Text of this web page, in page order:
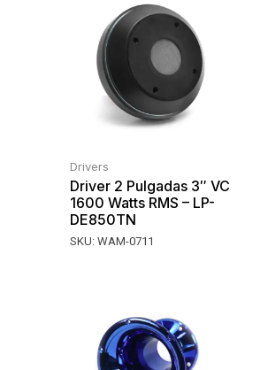
Drivers
Driver 2 Pulgadas 3″ VC
1600 Watts RMS – LP-
DE850TN
SKU: WAM-0711